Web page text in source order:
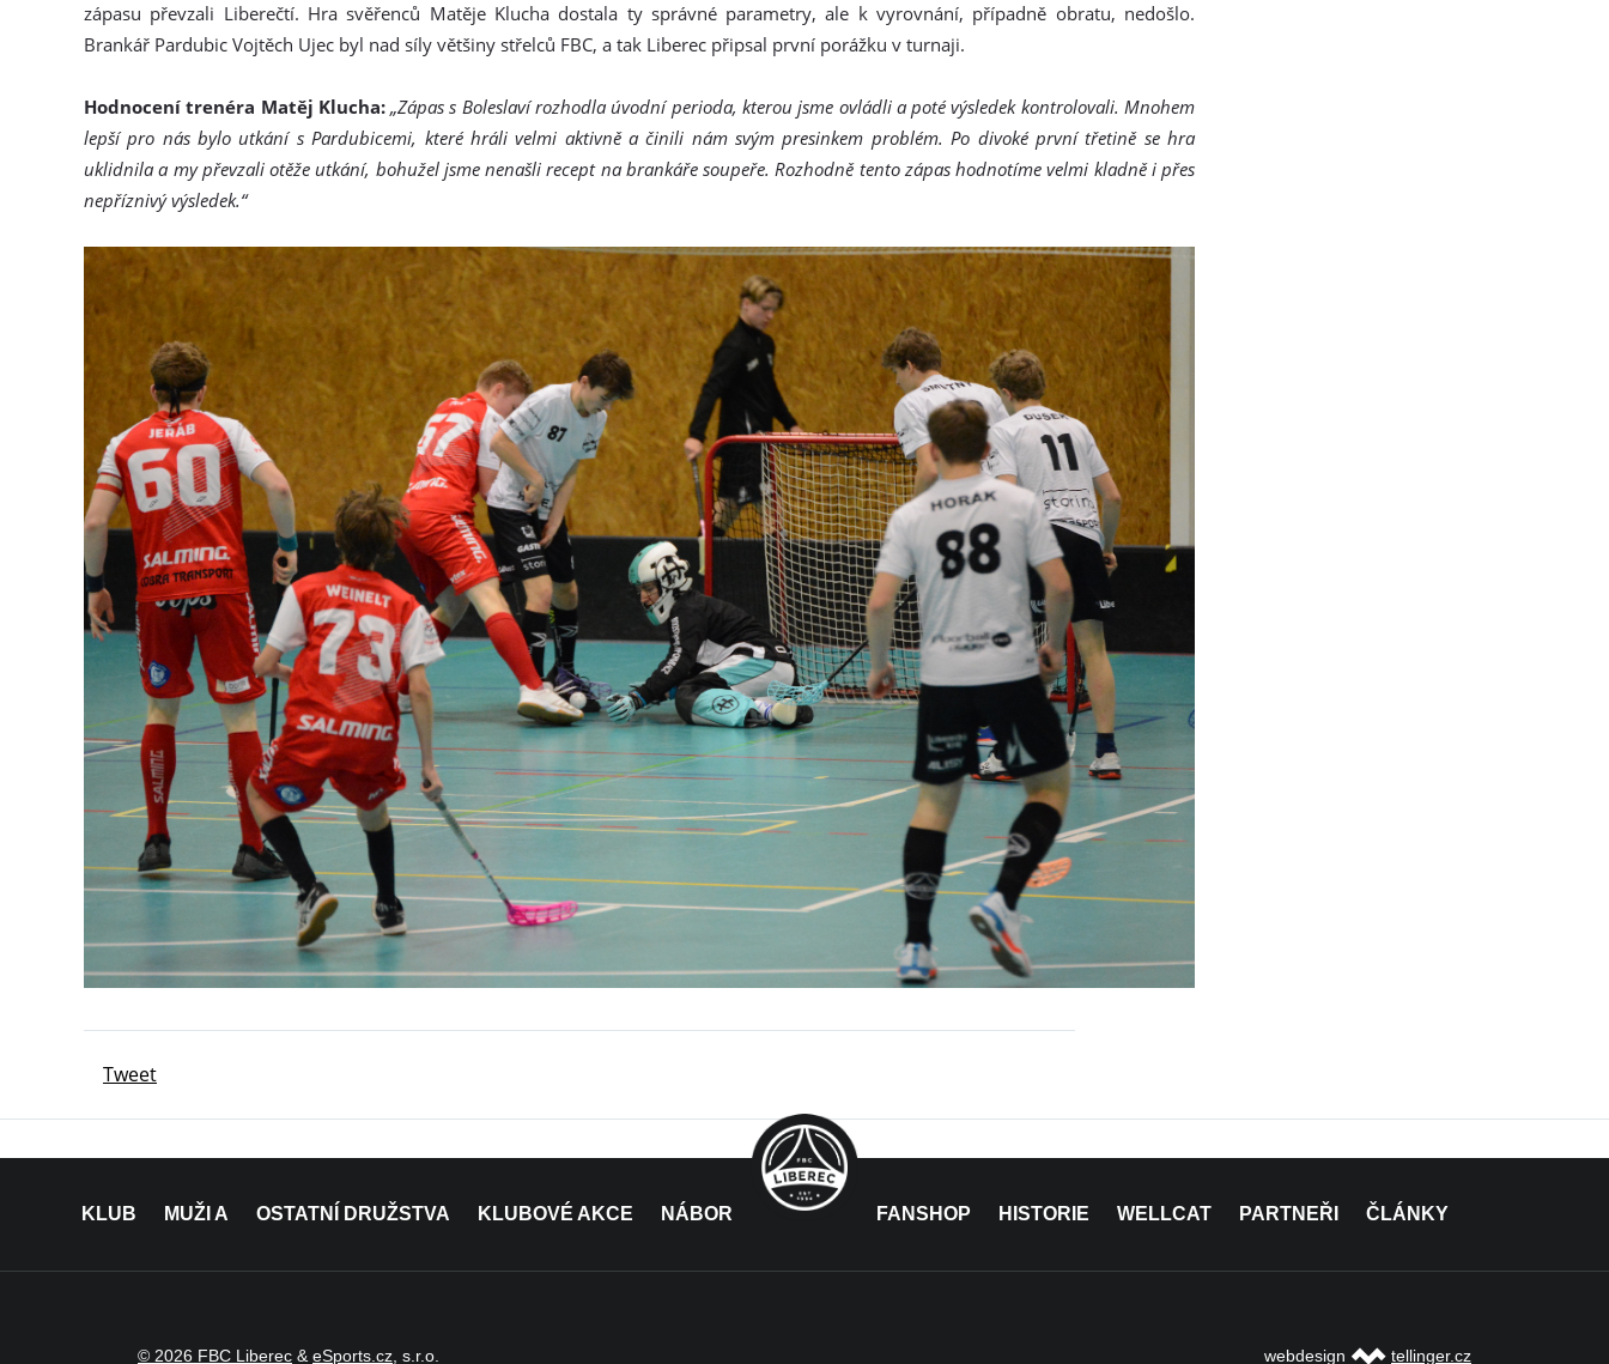
zápasu převzali Liberečtí. Hra svěřenců Matěje Klucha dostala ty správné parametry, ale k vyrovnání, případně obratu, nedošlo.
Brankář Pardubic Vojtěch Ujec byl nad síly většiny střelců FBC, a tak Liberec připsal první porážku v turnaji.
Hodnocení trenéra Matěj Klucha: „Zápas s Boleslaví rozhodla úvodní perioda, kterou jsme ovládli a poté výsledek kontrolovali. Mnohem
lepší pro nás bylo utkání s Pardubicemi, které hráli velmi aktivně a činili nám svým presinkem problém. Po divoké první třetině se hra
uklidnila a my převzali otěže utkání, bohužel jsme nenašli recept na brankáře soupeře. Rozhodně tento zápas hodnotíme velmi kladně i přes
nepříznivý výsledek.“
Tweet
KLUB MUŽI A OSTATNÍ DRUŽSTVA KLUBOVÉ AKCE NÁBOR FANSHOP HISTORIE WELLCAT PARTNEŘI ČLÁNKY
© 2026 FBC Liberec & eSports.cz , s.r.o. webdesign tellinger.cz